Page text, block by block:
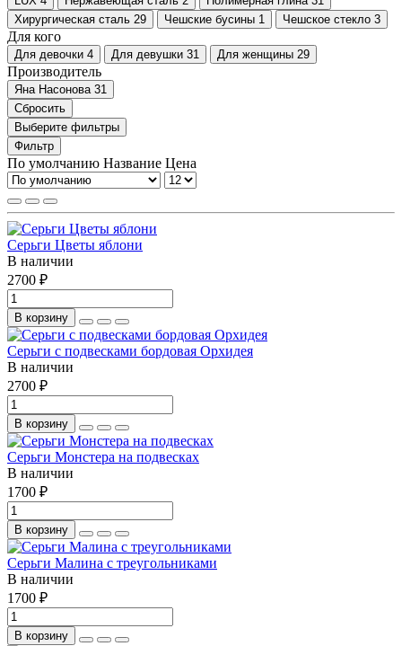
Хирургическая сталь 29 Чешские бусины 1 Чешское стекло 3
Для кого
Для девочки 4 Для девушки 31 Для женщины 29
Производитель
Яна Насонова 31
Сбросить
Выберите фильтры
Фильтр
По умолчанию Название Цена
Серьги Цветы яблони
В наличии
2700 ₽
В корзину
Серьги с подвесками бордовая Орхидея
В наличии
2700 ₽
В корзину
Серьги Монстера на подвесках
В наличии
1700 ₽
В корзину
Серьги Малина с треугольниками
В наличии
1700 ₽
В корзину